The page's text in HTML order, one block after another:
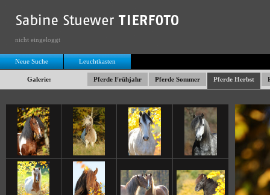
Neue Suche Leuchtkasten
Galerie: Pferde Frühjahr Pferde Sommer Pferde Herbst
nicht eingeloggt